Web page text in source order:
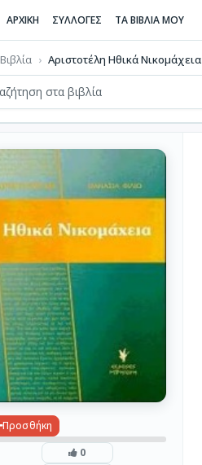
ΑΡΧΙΚΗ ΣΥΛΛΟΓΕΣ ΤΑ ΒΙΒΛΙΑ ΜΟΥ
Βιβλία Αριστοτέλη Ηθικά Νικομάχεια
Προσθήκη
0